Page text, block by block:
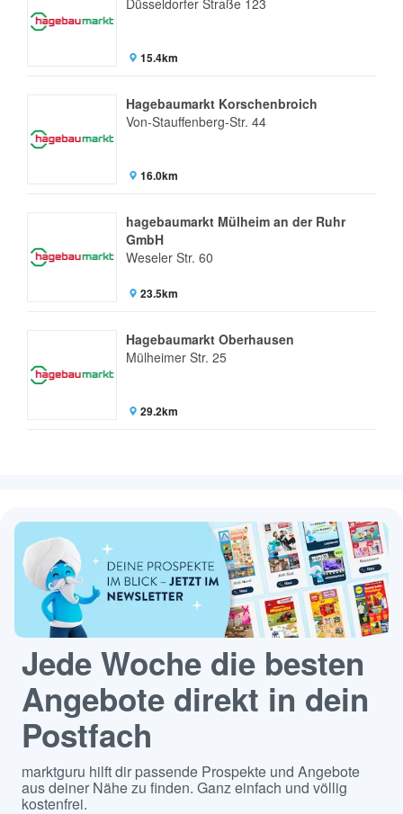
15.4km
Hagebaumarkt Korschenbroich
Von-Stauffenberg-Str. 44
16.0km
hagebaumarkt Mülheim an der Ruhr
GmbH
Weseler Str. 60
23.5km
Hagebaumarkt Oberhausen
Mülheimer Str. 25
29.2km
Jede Woche die besten
Angebote direkt in dein
Postfach
marktguru hilft dir passende Prospekte und Angebote
aus deiner Nähe zu finden. Ganz einfach und völlig
kostenfrei.